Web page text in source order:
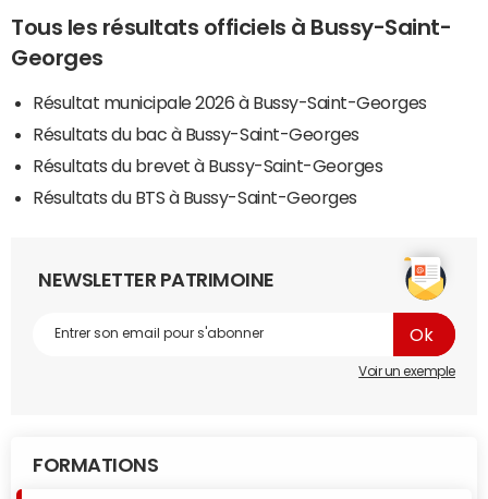
Tous les résultats officiels à Bussy-Saint-
Georges
Résultat municipale 2026 à Bussy-Saint-Georges
Résultats du bac à Bussy-Saint-Georges
Résultats du brevet à Bussy-Saint-Georges
Résultats du BTS à Bussy-Saint-Georges
NEWSLETTER PATRIMOINE
Voir un exemple
FORMATIONS